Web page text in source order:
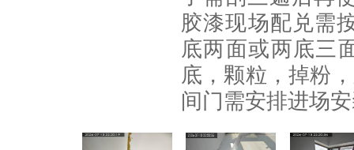
胶漆现场配兑需
底两面或两底三
底，颗粒，掉粉
间门需安排进场